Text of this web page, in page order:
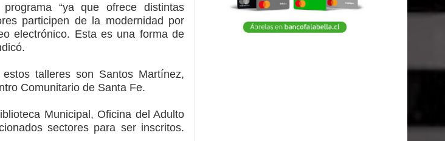
“ya que ofrece distintas
participen de la modernidad por
electrónico. Esta es una forma de
talleres son Santos Martínez,
Comunitario de Santa Fe.
Municipal, Oficina del Adulto
sectores para ser inscritos.